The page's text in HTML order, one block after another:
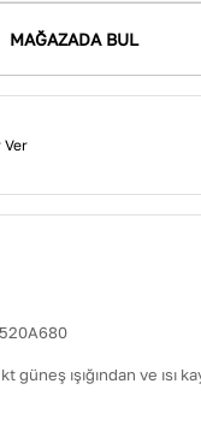
MAĞAZADA BUL
Ver
güneş ışığından ve ısı